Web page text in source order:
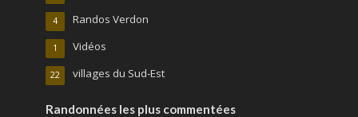
Randos Verdon
4
Vidéos
1
villages du Sud-Est
22
Randonnées les plus commentées